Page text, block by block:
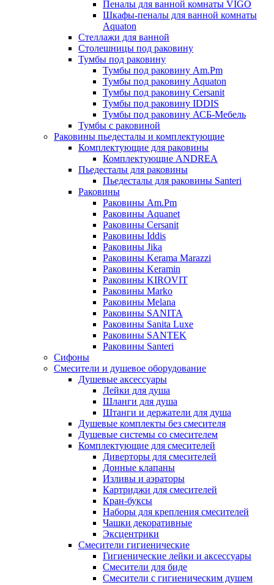
Пеналы для ванной комнаты VIGO
Шкафы-пеналы для ванной комнаты
Aquaton
Стеллажи для ванной
Столешницы под раковину
Тумбы под раковину
Тумбы под раковину Am.Pm
Тумбы под раковину Aquaton
Тумбы под раковину Cersanit
Тумбы под раковину IDDIS
Тумбы под раковину АСБ-Мебель
Тумбы с раковиной
Раковины пьедесталы и комплектующие
Комплектующие для раковины
Комплектующие ANDREA
Пьедесталы для раковины
Пьедесталы для раковины Santeri
Раковины
Раковины Am.Pm
Раковины Aquanet
Раковины Cersanit
Раковины Iddis
Раковины Jika
Раковины Kerama Marazzi
Раковины Keramin
Раковины KIROVIT
Раковины Marko
Раковины Melana
Раковины SANITA
Раковины Sanita Luxe
Раковины SANTEK
Раковины Santeri
Сифоны
Смесители и душевое оборудование
Душевые аксессуары
Лейки для душа
Шланги для душа
Штанги и держатели для душа
Душевые комплекты без смесителя
Душевые системы со смесителем
Комплектующие для смесителей
Диверторы для смесителей
Донные клапаны
Изливы и аэраторы
Картриджи для смесителей
Кран-буксы
Наборы для крепления смесителей
Чашки декоративные
Эксцентрики
Смесители гигиенические
Гигиенические лейки и аксессуары
Смесители для биде
Смесители с гигиеническим душем